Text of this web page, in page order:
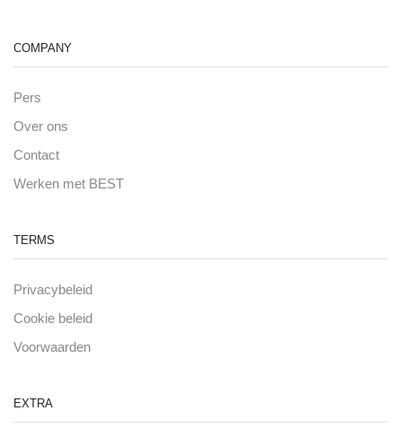
COMPANY
Pers
Over ons
Contact
Werken met BEST
TERMS
Privacybeleid
Cookie beleid
Voorwaarden
EXTRA